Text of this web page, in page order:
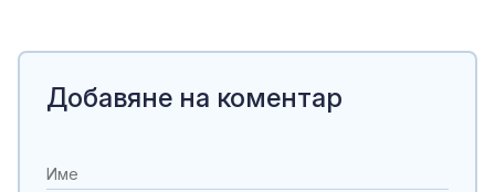
Добавяне на коментар